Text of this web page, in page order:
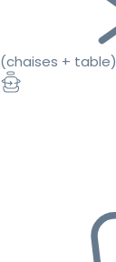
(chaises + table)